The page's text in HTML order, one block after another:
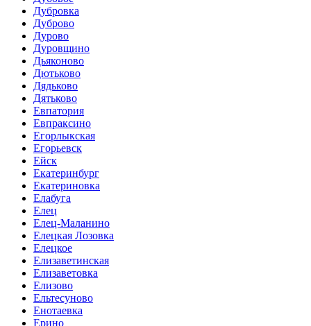
Дубровка
Дуброво
Дурово
Дуровщино
Дьяконово
Дютьково
Дядьково
Дятьково
Евпатория
Евпраксино
Егорлыкская
Егорьевск
Ейск
Екатеринбург
Екатериновка
Елабуга
Елец
Елец-Маланино
Елецкая Лозовка
Елецкое
Елизаветинская
Елизаветовка
Елизово
Ельтесуново
Енотаевка
Ерино